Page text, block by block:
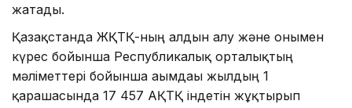
жатады.
Қазақстанда ЖҚТҚ-ның алдын алу және онымен
күрес бойынша Республикалық орталықтың
мәліметтері бойынша ағымдағы жылдың 1
қарашасында 17 457 АҚТҚ індетін жұқтырып